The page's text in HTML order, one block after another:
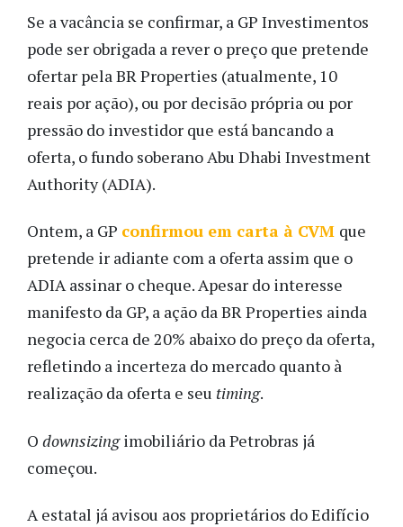
Se a vacância se confirmar, a GP Investimentos
pode ser obrigada a rever o preço que pretende
ofertar pela BR Properties (atualmente, 10
reais por ação), ou por decisão própria ou por
pressão do investidor que está bancando a
oferta, o fundo soberano Abu Dhabi Investment
Authority (ADIA).
Ontem, a GP confirmou em carta à CVM que
pretende ir adiante com a oferta assim que o
ADIA assinar o cheque. Apesar do interesse
manifesto da GP, a ação da BR Properties ainda
negocia cerca de 20% abaixo do preço da oferta,
refletindo a incerteza do mercado quanto à
realização da oferta e seu timing.
O downsizingimobiliário da Petrobras já
começou.
A estatal já avisou aos proprietários do Edifício